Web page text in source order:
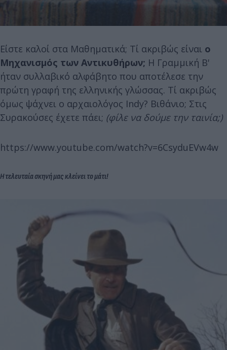
Είστε καλοί στα Μαθηματικά; Τί ακριβώς είναι ο
Μηχανισμός των Αντικυθήρων; Η Γραμμική Β'
ήταν συλλαβικό αλφάβητο που αποτέλεσε την
πρώτη γραφή της ελληνικής γλώσσας. Τί ακριβώς
όμως ψάχνει ο αρχαιολόγος Indy? Βιθάνιο; Στις
Συρακούσες έχετε πάει; (φίλε να δούμε την ταινία;)
https://www.youtube.com/watch?v=6CsyduEVw4w
H τελευταία σκηνή μας κλείνει το μάτι!